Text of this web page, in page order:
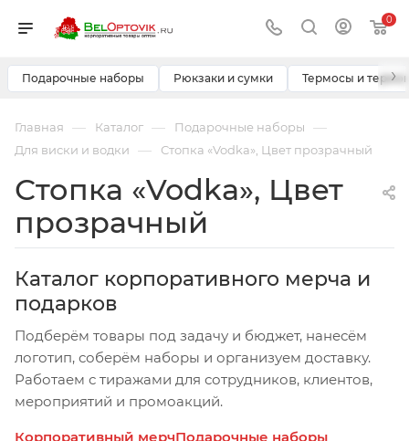
0
Подарочные наборы Рюкзаки и сумки Термосы и ›
Главная — Каталог — Подарочные наборы —
Для виски и водки — Стопка «Vodka», Цвет прозрачный
Стопка «Vodka», Цвет
прозрачный
Каталог корпоративного мерча и
подарков
Подберём товары под задачу и бюджет, нанесём
логотип, соберём наборы и организуем доставку.
Работаем с тиражами для сотрудников, клиентов,
мероприятий и промоакций.
Корпоративный мерчПодарочные наборы